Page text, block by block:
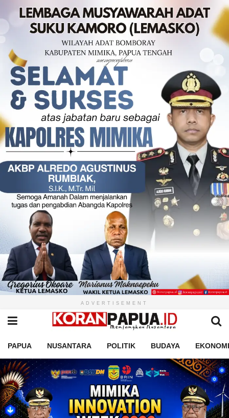
ADVERTISEMENT
PAPUA NUSANTARA POLITIK BUDAYA EKONOMI